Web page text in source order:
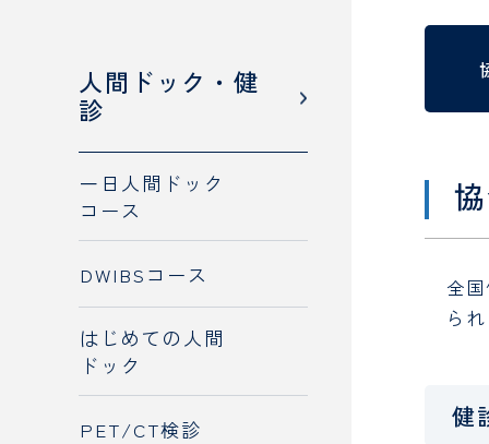
診療科 ・ 部門
全
ら
健
人間ドック・健
診
一日人間ドック
コース
DWIBSコース
はじめての人間
ドック
PET/CT検診